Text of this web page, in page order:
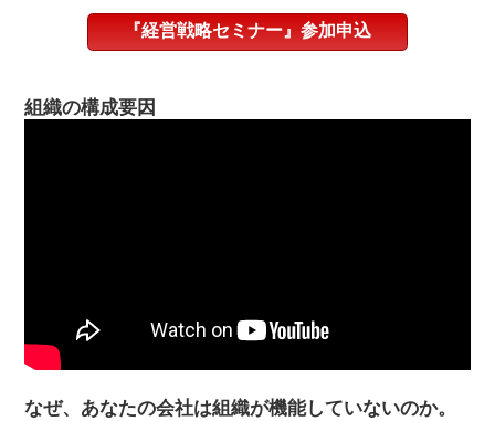
『経営戦略セミナー』参加申込
組織の構成要因
なぜ、あなたの会社は組織が機能していないのか。